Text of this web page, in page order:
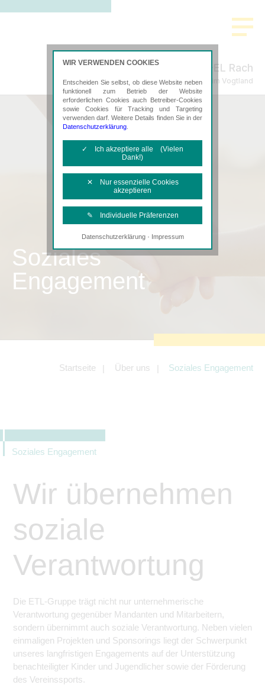
RHE-EL Rach
Steuerberatung in Reichenbach im Vogtland
Soziales
Engagement
Startseite Über uns Soziales Engagement
Soziales Engagement
Wir übernehmen
soziale
Verantwortung
Die ETL-Gruppe trägt nicht nur unternehmerische
Verantwortung gegenüber Mandanten und Mitarbeitern,
sondern übernimmt auch soziale Verantwortung. Neben vielen
einmaligen Projekten und Sponsorings liegt der Schwerpunkt
unseres langfristigen Engagements auf der Unterstützung
benachteiligter Kinder und Jugendlicher sowie der Förderung
des Vereinssports.
WIR VERWENDEN COOKIES
Entscheiden Sie selbst, ob diese Website neben
funktionell zum Betrieb der Website
erforderlichen Cookies auch Betreiber-Cookies
sowie Cookies für Tracking und Targeting
verwenden darf. Weitere Details finden Sie in der
Datenschutzerklärung
✓ Ich akzeptiere alle (Vielen
Dank!)
✕ Nur essenzielle Cookies
akzeptieren
✎ Individuelle Präferenzen
Notwendige Cookies
Diese Cookies sind erforderlich, um die
grundlegende Funktionalität der Website
Tracking- und Targeting-Cookies
Angebotes einschließlich der
Angeboten von z.B. Facebook und
LinkedIn.
können.
Datenschutzerklärung· Impressum